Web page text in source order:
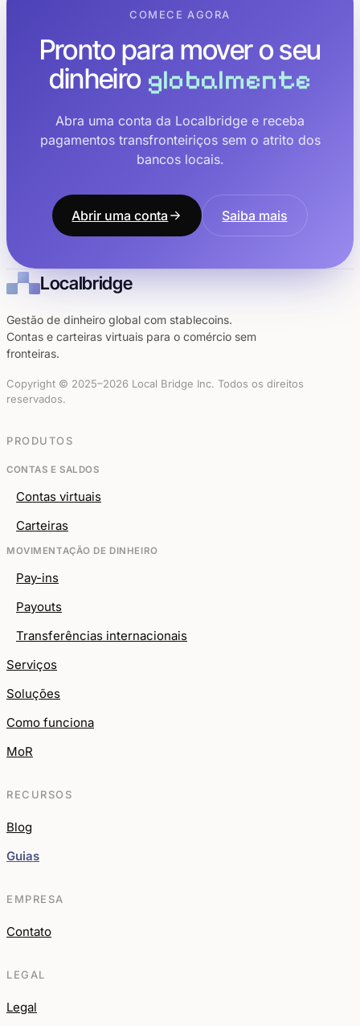
COMECE AGORA
Pronto para mover o seu
dinheiro globalmente
Abra uma conta da Localbridge e receba
pagamentos transfronteiriços sem o atrito dos
bancos locais.
Abrir uma conta Saiba mais
Localbridge
Gestão de dinheiro global com stablecoins.
Contas e carteiras virtuais para o comércio sem
fronteiras.
Copyright © 2025–2026 Local Bridge Inc. Todos os direitos
reservados.
PRODUTOS
CONTAS E SALDOS
Contas virtuais
Carteiras
MOVIMENTAÇÃO DE DINHEIRO
Pay-ins
Payouts
Transferências internacionais
Serviços
Soluções
Como funciona
MoR
RECURSOS
Blog
Guias
EMPRESA
Contato
LEGAL
Legal